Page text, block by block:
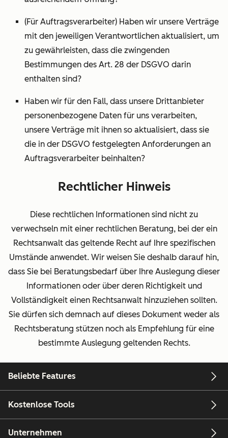
(Für Auftragsverarbeiter) Haben wir unsere Verträge
mit den jeweiligen Verantwortlichen aktualisiert, um
zu gewährleisten, dass die zwingenden
Bestimmungen des Art. 28 der DSGVO darin
enthalten sind?
Haben wir für den Fall, dass unsere Drittanbieter
personenbezogene Daten für uns verarbeiten,
unsere Verträge mit ihnen so aktualisiert, dass sie
die in der DSGVO festgelegten Anforderungen an
Auftragsverarbeiter beinhalten?
Rechtlicher Hinweis
Diese rechtlichen Informationen sind nicht zu
verwechseln mit einer rechtlichen Beratung, bei der ein
Rechtsanwalt das geltende Recht auf Ihre spezifischen
Umstände anwendet. Wir weisen Sie deshalb darauf hin,
dass Sie bei Beratungsbedarf über Ihre Auslegung dieser
Informationen oder über deren Richtigkeit und
Vollständigkeit einen Rechtsanwalt hinzuziehen sollten.
Sie dürfen sich demnach auf dieses Dokument weder als
Rechtsberatung stützen noch als Empfehlung für eine
bestimmte Auslegung geltenden Rechts.
Beliebte Features
Kostenlose Tools
Unternehmen